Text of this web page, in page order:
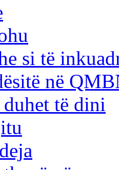
si të
në
të dini